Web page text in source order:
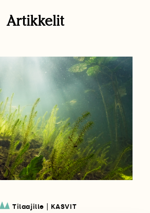
Artikkelit
Tilaajille KASVIT